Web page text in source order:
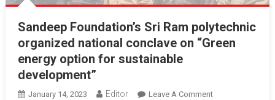
Sandeep Foundation’s Sri Ram polytechnic
organized national conclave on “Green
energy option for sustainable
development”
January 14, 2023 Editor Leave A CommentOn Sandeep